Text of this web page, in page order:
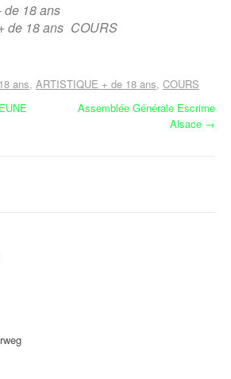
de 18 ans
de 18 ans COURS
ans ARTISTIQUE + de 18 ans COURS
Assemblée Générale Escrime
Alsace →